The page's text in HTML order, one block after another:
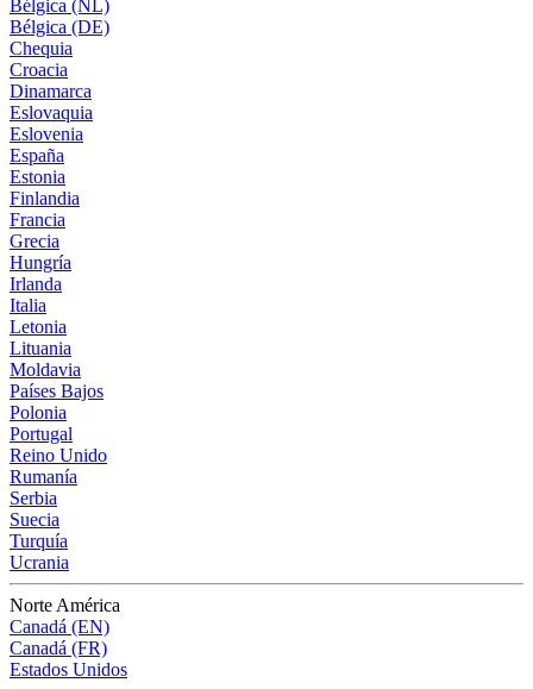
Bélgica (NL)
Bélgica (DE)
Chequia
Croacia
Dinamarca
Eslovaquia
Eslovenia
España
Estonia
Finlandia
Francia
Grecia
Hungría
Irlanda
Italia
Letonia
Lituania
Moldavia
Países Bajos
Polonia
Portugal
Reino Unido
Rumanía
Serbia
Suecia
Turquía
Ucrania
Norte América
Canadá (EN)
Canadá (FR)
Estados Unidos